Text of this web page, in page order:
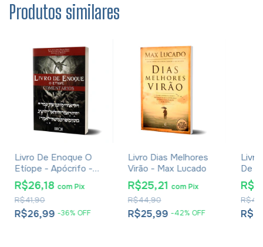
Produtos similares
Livro De Enoque O
Etíope - Apócrifo -
Luiz Alexandre Solano
Rossi
R$26,99 -36% OFF
R$41,90
R$26,18 com Pix
Livro Dias Melhores
Virão - Max Lucado
R$25,99 -42% OFF
R$44,90
R$25,21 com Pix
De
Davi